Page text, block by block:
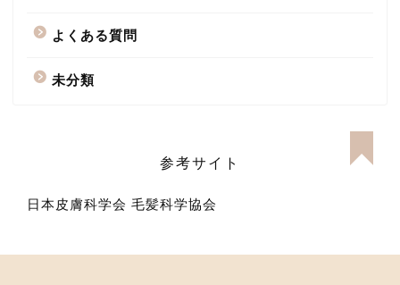
よくある質問
未分類
参考サイト
日本皮膚科学会 毛髪科学協会